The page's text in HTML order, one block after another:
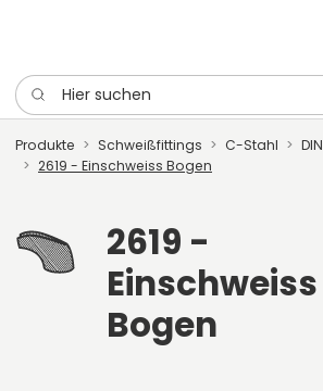
Hier suchen
Produkte Schweißfittings C-Stahl
DIN
2619 - Einschweiss Bogen
2619 -
Einschweiss
Bogen